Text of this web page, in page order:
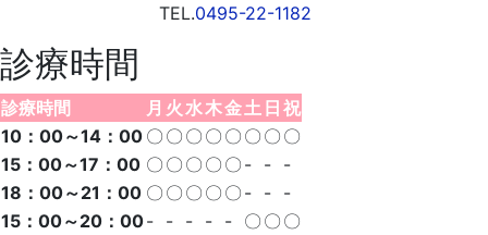
TEL.0495-22-1182
診療時間
診療時間 月 火 水木金土 日 祝
10：00～14：00 〇 〇 〇 〇 〇 〇 〇 〇
15：00～17：00 〇 〇 〇 〇 〇 - - -
18：00～21：00 〇 〇 〇 〇 〇 - - -
15：00～20：00- - - - - 〇 〇 〇